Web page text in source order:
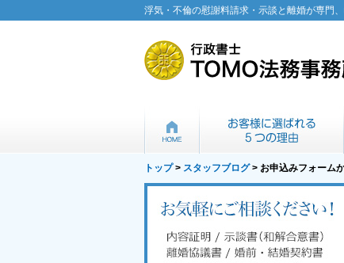
浮気・不倫の慰謝料請求・示談と離婚が専門
トップ> スタッフブログ> お申込みフォーム